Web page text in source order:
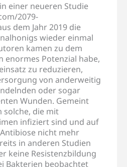
einer neueren Studie
2079-
dem Jahr 2019 die
wieder einmal
kamen zu dem
enormes Potenzial habe,
zu reduzieren,
von anderweitig
oder sogar
Wunden. Gemeint
solche, die mit
infiziert sind und auf
nicht mehr
in anderen Studien
keine Resistenzbildung
Bakterien beobachtet